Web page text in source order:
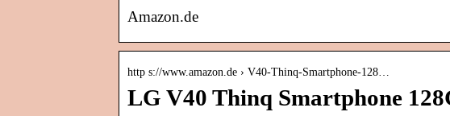
Amazon.de
http s://www.amazon.de › V40-Thinq-Smartphone-128…
LG V40 Thinq Smartphone